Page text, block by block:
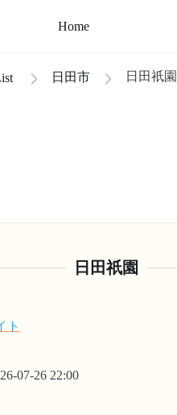
Home
日田市 日田祇園
日田祇園
ト
07-26 22:00